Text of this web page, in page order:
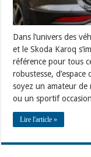
Dans l’univers des
et le Skoda Karoq
référence pour tous
robustesse,
soyez un amateur
ou un sportif
Lire l'article »